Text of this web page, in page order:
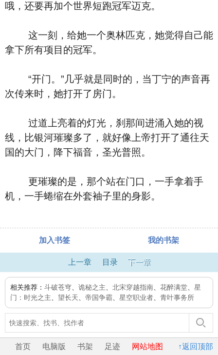
哦，还要再加个世界短跑冠军迈克。
这一刻，给她一个奥林匹克，她觉得自己能
拿下所有项目的冠军。
“开门。”几乎就是同时的，当丁宁的声音再
次传来时，她打开了房门。
过道上亮着的灯光，刹那间进涌入她的视
线，比银河璀璨多了，就好像上帝打开了通往天
国的大门，降下福音，圣光普照。
更璀璨的是，那个站在门口，一手拿着手
机，一手蜷缩在外套袖子里的身影。
加入书签 我的书架
上一章 目录 下一章
相关推荐： 斗破苍穹 诡秘之主 北宋穿越指南 花醉满堂
星
门：时光之主
望长天 帝国争霸 星空职业者 青叶事务所
↑返回顶部
首页 电脑版 书架 足迹 网站地图